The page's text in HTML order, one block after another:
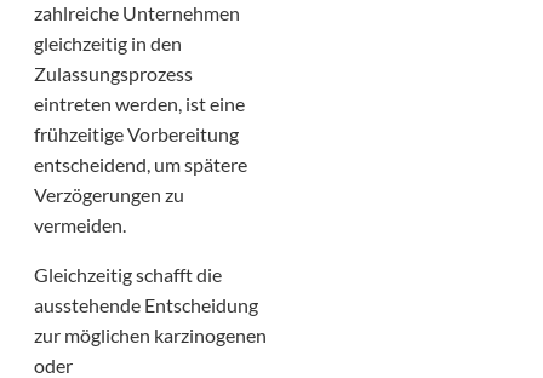
zahlreiche Unternehmen
gleichzeitig in den
Zulassungsprozess
eintreten werden, ist eine
frühzeitige Vorbereitung
entscheidend, um spätere
Verzögerungen zu
vermeiden.
Gleichzeitig schafft die
ausstehende Entscheidung
zur möglichen karzinogenen
oder